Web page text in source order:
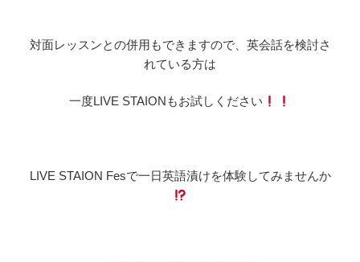
対面レッスンとの併用もできますので、英会話を検討さ
れている方は
一度LIVE STAIONもお試しください
LIVE STAION Fesで一日英語漬けを体験してみませんか